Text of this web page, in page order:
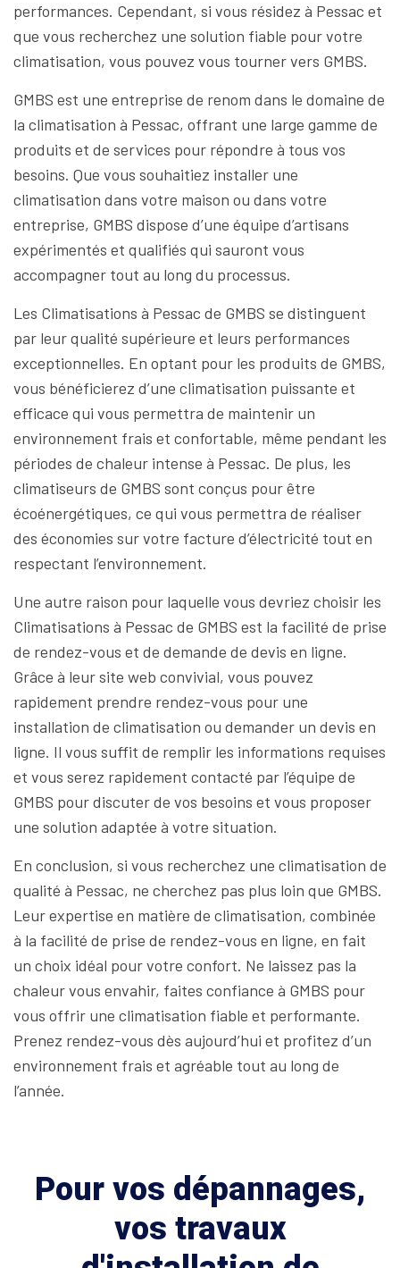
performances. Cependant, si vous résidez à Pessac et
que vous recherchez une solution fiable pour votre
climatisation, vous pouvez vous tourner vers GMBS.
GMBS est une entreprise de renom dans le domaine de
la climatisation à Pessac, offrant une large gamme de
produits et de services pour répondre à tous vos
besoins. Que vous souhaitiez installer une
climatisation dans votre maison ou dans votre
entreprise, GMBS dispose d’une équipe d’artisans
expérimentés et qualifiés qui sauront vous
accompagner tout au long du processus.
Les Climatisations à Pessac de GMBS se distinguent
par leur qualité supérieure et leurs performances
exceptionnelles. En optant pour les produits de GMBS,
vous bénéficierez d’une climatisation puissante et
efficace qui vous permettra de maintenir un
environnement frais et confortable, même pendant les
périodes de chaleur intense à Pessac. De plus, les
climatiseurs de GMBS sont conçus pour être
écoénergétiques, ce qui vous permettra de réaliser
des économies sur votre facture d’électricité tout en
respectant l’environnement.
Une autre raison pour laquelle vous devriez choisir les
Climatisations à Pessac de GMBS est la facilité de prise
de rendez-vous et de demande de devis en ligne.
Grâce à leur site web convivial, vous pouvez
rapidement prendre rendez-vous pour une
installation de climatisation ou demander un devis en
ligne. Il vous suffit de remplir les informations requises
et vous serez rapidement contacté par l’équipe de
GMBS pour discuter de vos besoins et vous proposer
une solution adaptée à votre situation.
En conclusion, si vous recherchez une climatisation de
qualité à Pessac, ne cherchez pas plus loin que GMBS.
Leur expertise en matière de climatisation, combinée
à la facilité de prise de rendez-vous en ligne, en fait
un choix idéal pour votre confort. Ne laissez pas la
chaleur vous envahir, faites confiance à GMBS pour
vous offrir une climatisation fiable et performante.
Prenez rendez-vous dès aujourd’hui et profitez d’un
environnement frais et agréable tout au long de
l’année.
Pour vos dépannages,
vos travaux